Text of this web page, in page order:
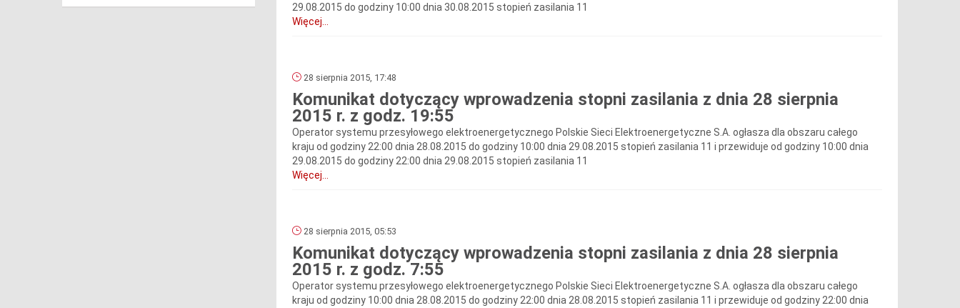
29.08.2015 do godziny 10:00 dnia 30.08.2015 stopień zasilania 11
Więcej...
28 sierpnia 2015, 17:48
Komunikat dotyczący wprowadzenia stopni zasilania z dnia 28 sierpnia
2015 r. z godz. 19:55
Operator systemu przesyłowego elektroenergetycznego Polskie Sieci Elektroenergetyczne S.A. ogłasza dla obszaru całego
kraju od godziny 22:00 dnia 28.08.2015 do godziny 10:00 dnia 29.08.2015 stopień zasilania 11 i przewiduje od godziny 10:00 dnia
29.08.2015 do godziny 22:00 dnia 29.08.2015 stopień zasilania 11
Więcej...
28 sierpnia 2015, 05:53
Komunikat dotyczący wprowadzenia stopni zasilania z dnia 28 sierpnia
2015 r. z godz. 7:55
Operator systemu przesyłowego elektroenergetycznego Polskie Sieci Elektroenergetyczne S.A. ogłasza dla obszaru całego
kraju od godziny 10:00 dnia 28.08.2015 do godziny 22:00 dnia 28.08.2015 stopień zasilania 11 i przewiduje od godziny 22:00 dnia